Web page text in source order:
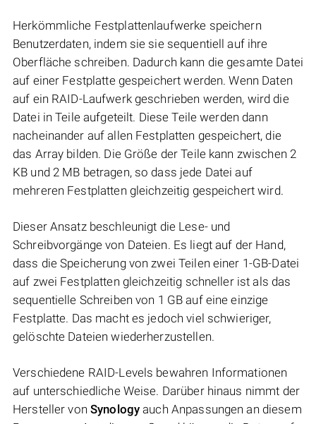
Herkömmliche Festplattenlaufwerke speichern
Benutzerdaten, indem sie sie sequentiell auf ihre
Oberfläche schreiben. Dadurch kann die gesamte Datei
auf einer Festplatte gespeichert werden. Wenn Daten
auf ein RAID-Laufwerk geschrieben werden, wird die
Datei in Teile aufgeteilt. Diese Teile werden dann
nacheinander auf allen Festplatten gespeichert, die
das Array bilden. Die Größe der Teile kann zwischen 2
KB und 2 MB betragen, so dass jede Datei auf
mehreren Festplatten gleichzeitig gespeichert wird.
Dieser Ansatz beschleunigt die Lese- und
Schreibvorgänge von Dateien. Es liegt auf der Hand,
dass die Speicherung von zwei Teilen einer 1-GB-Datei
auf zwei Festplatten gleichzeitig schneller ist als das
sequentielle Schreiben von 1 GB auf eine einzige
Festplatte. Das macht es jedoch viel schwieriger,
gelöschte Dateien wiederherzustellen.
Verschiedene RAID-Levels bewahren Informationen
auf unterschiedliche Weise. Darüber hinaus nimmt der
Hersteller von Synology auch Anpassungen an diesem